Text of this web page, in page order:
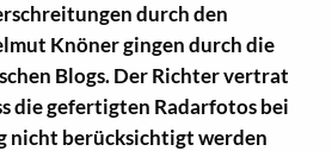
durch den
Knöner gingen durch die
Blogs. Der Richter vertrat
diegefertigten Radarfotos bei
nicht berücksichtigt werden